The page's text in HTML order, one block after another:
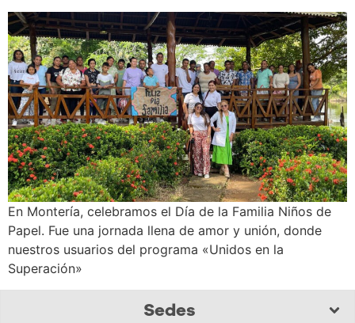
En Montería, celebramos el Día de la Familia Niños de
Papel. Fue una jornada llena de amor y unión, donde
nuestros usuarios del programa «Unidos en la
Superación»
Sedes